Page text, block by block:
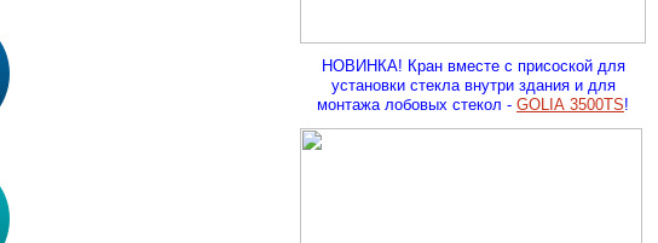
НОВИНКА! Кран вместе с присоской для
установки стекла внутри здания и для
монтажа лобовых стекол - GOLIA 3500TS!